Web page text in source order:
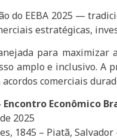
do EEBA 2025 —
estratégicas,
para maximizar
amplo e inclusivo. A
comerciais
Econômico
2025
1845 – Piatã, Salvador